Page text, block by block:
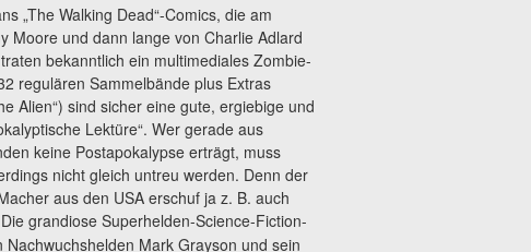
„The Walking Dead“-Comics, die am
Moore und dann lange von Charlie Adlard
bekanntlich ein multimediales Zombie-
regulären Sammelbände plus Extras
Alien“) sind sicher eine gute, ergiebige und
Lektüre“. Wer gerade aus
keine Postapokalypse erträgt, muss
nicht gleich untreu werden. Denn der
aus den USA erschuf ja z. B. auch
Die grandiose Superhelden-Science-Fiction-
Nachwuchshelden Mark Grayson und sein